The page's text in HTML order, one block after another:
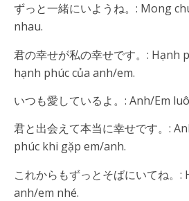
ずっと一緒にいようね。: Mong
nhau.
君の幸せが私の幸せです。: Hạnh
hạnh phúc của anh/em.
いつも愛しているよ。: Anh/Em
君と出会えて本当に幸せです。:
phúc khi gặp em/anh.
これからもずっとそばにいてね。
anh/em nhé.